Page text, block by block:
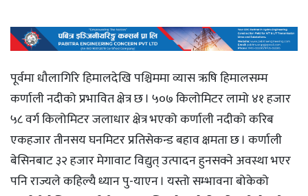
पूर्वमा धौलागिरि हिमालदेखि पश्चिममा व्यास ऋषि हिमालसम्म
कर्णाली नदीको प्रभावित क्षेत्र छ । ५०७ किलोमिटर लामो ४१ हजार
५८ वर्ग किलोमिटर जलाधार क्षेत्र भएको कर्णाली नदीको करिब
एकहजार तीनसय घनमिटर प्रतिसेकन्ड बहाव क्षमता छ । कर्णाली
बेसिनबाट ३२ हजार मेगावाट विद्युत् उत्पादन हुनसक्ने अवस्था भएर
पनि राज्यले कहिल्यै ध्यान पु-याएन । यस्तो सम्भावना बोकेको